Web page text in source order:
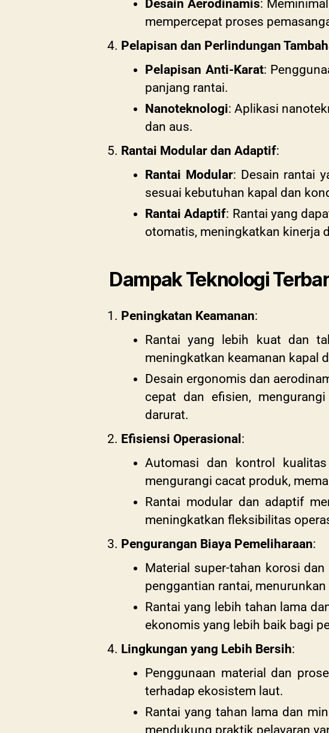
Desain Aerodinamis:
mempercepat proses
Pelapisan dan Perlindungan
Pelapisan Anti-Karat:
panjang rantai.
Nanoteknologi: Aplikasi
dan aus.
Rantai Modular dan Adaptif:
Rantai Modular: Desain rantai
sesuai kebutuhan kapal dan
Rantai Adaptif: Rantai yang
otomatis, meningkatkan kinerja
Dampak Teknologi
Peningkatan Keamanan:
Rantai yang lebih kuat dan
meningkatkan keamanan kapal
Desain ergonomis dan
cepat dan efisien,
darurat.
Efisiensi Operasional :
Automasi dan kontrol
mengurangi cacat produk,
Rantai modular dan adaptif
meningkatkan fleksibilitas
Pengurangan Biaya Pemeliharaan:
Material super-tahan korosi
penggantian rantai,
Rantai yang lebih tahan lama
ekonomis yang lebih baik bagi
Lingkungan yang Lebih Bersih:
Penggunaan material dan
terhadap ekosistem laut.
Rantai yang tahan lama dan
mendukung praktik pelayaran